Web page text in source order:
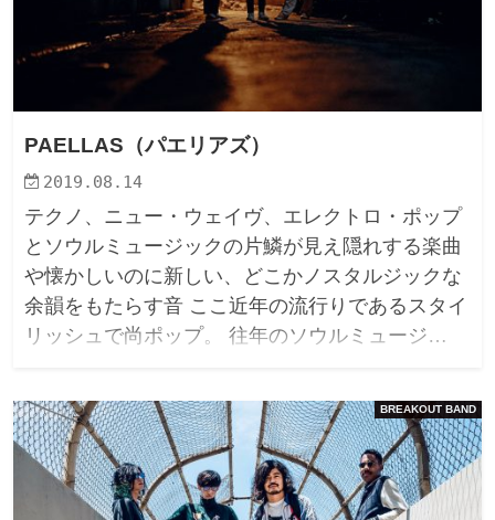
PAELLAS（パエリアズ）
2019.08.14
テクノ、ニュー・ウェイヴ、エレクトロ・ポップ
とソウルミュージックの片鱗が見え隠れする楽曲
や懐かしいのに新しい、どこかノスタルジックな
余韻をもたらす音 ここ近年の流行りであるスタイ
リッシュで尚ポップ。 往年のソウルミュージ…
BREAKOUT BAND